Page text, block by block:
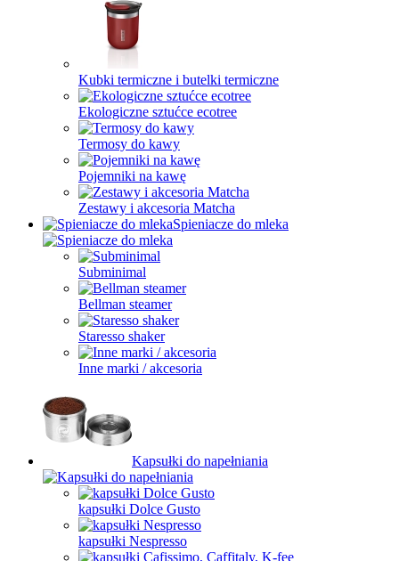
Kubki termiczne i butelki termiczne
Ekologiczne sztućce ecotree
Termosy do kawy
Pojemniki na kawę
Zestawy i akcesoria Matcha
Spieniacze do mleka
Subminimal
Bellman steamer
Staresso shaker
Inne marki / akcesoria
Kapsułki do napełniania
kapsułki Dolce Gusto
kapsułki Nespresso